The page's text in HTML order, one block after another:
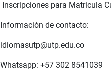
Inscripciones para Matricula
Información de contacto:
idiomasutp@utp.edu.co
Whatsapp: +57 302 8541039